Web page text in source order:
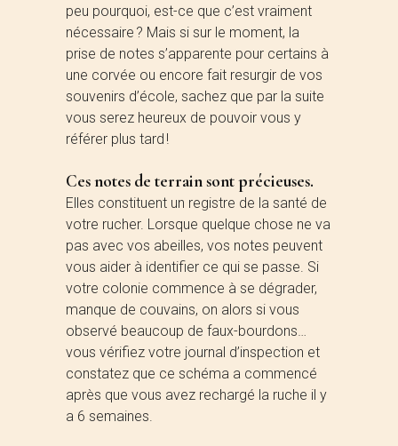
peu pourquoi, est-ce que c’est vraiment
nécessaire ? Mais si sur le moment, la
prise de notes s’apparente pour certains à
une corvée ou encore fait resurgir de vos
souvenirs d’école, sachez que par la suite
vous serez heureux de pouvoir vous y
référer plus tard !
Ces notes de terrain sont précieuses.
Elles constituent un registre de la santé de
votre rucher. Lorsque quelque chose ne va
pas avec vos abeilles, vos notes peuvent
vous aider à identifier ce qui se passe. Si
votre colonie commence à se dégrader,
manque de couvains, on alors si vous
observé beaucoup de faux-bourdons…
vous vérifiez votre journal d’inspection et
constatez que ce schéma a commencé
après que vous avez rechargé la ruche il y
a 6 semaines.